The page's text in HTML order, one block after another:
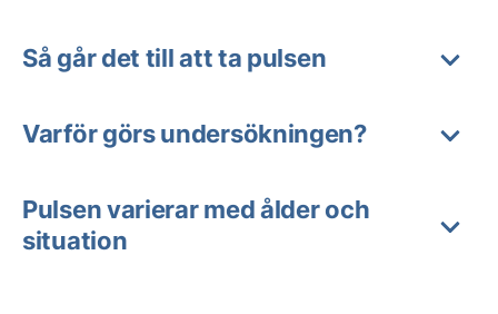
Så går det till att ta pulsen
Varför görs undersökningen?
Pulsen varierar med ålder och
situation